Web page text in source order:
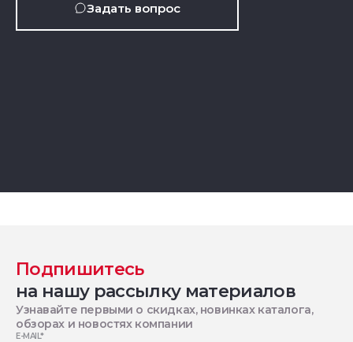
Задать вопрос
Подпишитесь
на нашу рассылку материалов
Узнавайте первыми о скидках, новинках каталога,
обзорах и новостях компании
E-MAIL*